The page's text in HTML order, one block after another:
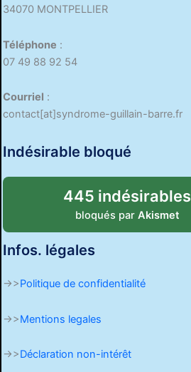
34070 MONTPELLIER
Téléphone :
07 49 88 92 54
Courriel :
contact[at]syndrome-guillain-barre.fr
Indésirable bloqué
445 indésirables
bloqués par Akismet
Infos. légales
->>Politique de confidentialité
->>Mentions legales
->>Déclaration non-intérêt